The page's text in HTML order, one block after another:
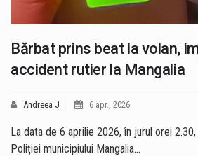
Bărbat prins beat la volan,
accident rutier la Mangalia
Andreea J 6 apr., 2026
La data de 6 aprilie 2026, în jurul orei
Poliției municipiului Mangalia…